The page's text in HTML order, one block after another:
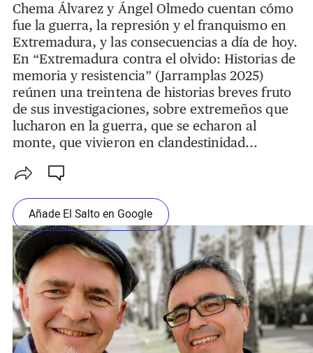
Chema Álvarez y Ángel Olmedo cuentan cómo
fue la guerra, la represión y el franquismo en
Extremadura, y las consecuencias a día de hoy.
En “Extremadura contra el olvido: Historias de
memoria y resistencia” (Jarramplas 2025)
reúnen una treintena de historias breves fruto
de sus investigaciones, sobre extremeños que
lucharon en la guerra, que se echaron al
monte, que vivieron en clandestinidad...
Añade El Salto en Google